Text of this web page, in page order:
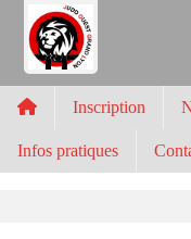
Inscription
Infos pratiques
Panneau de gestion des